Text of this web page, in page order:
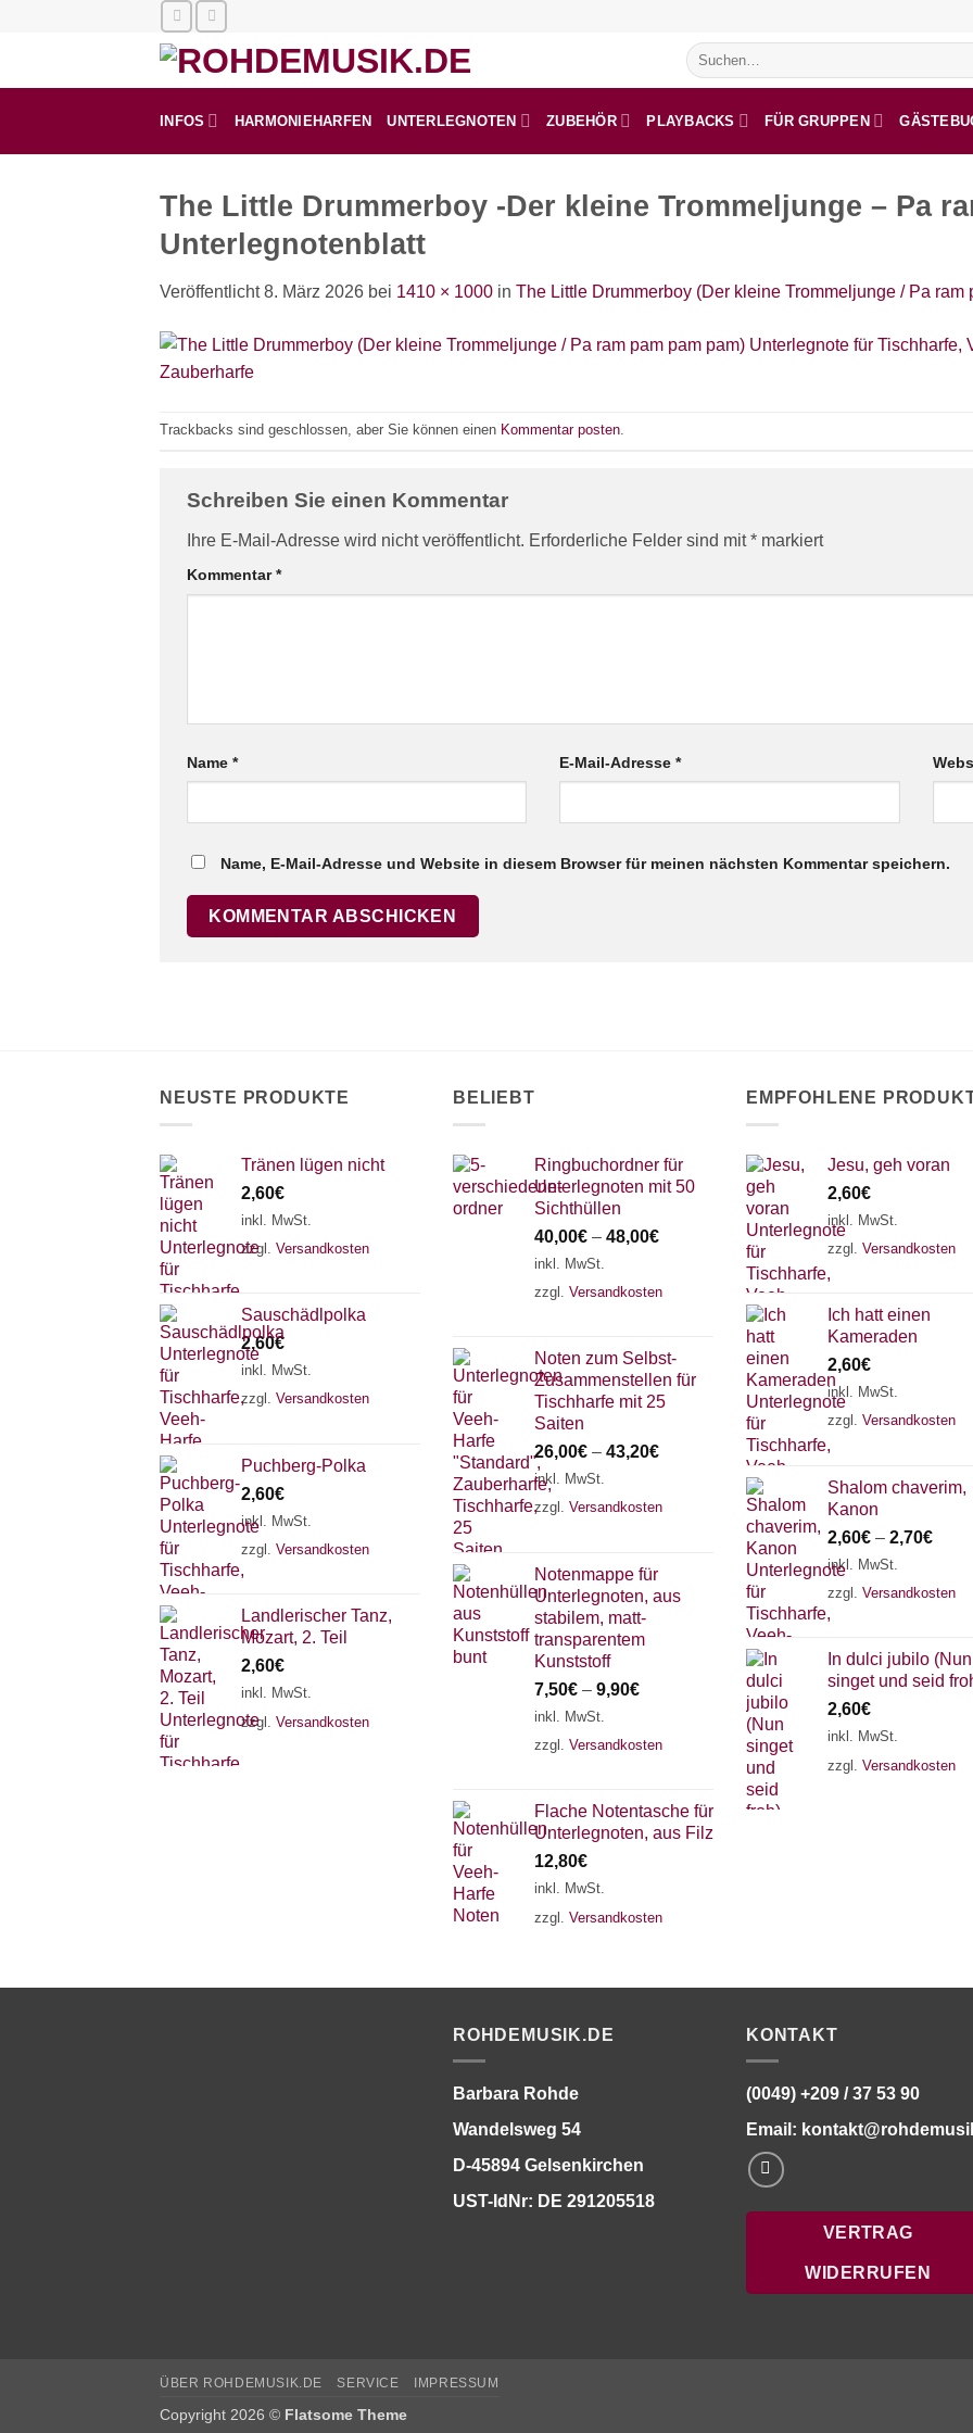
Suchen
nach:
INFOS HARMONIEHARFEN UNTERLEGNOTEN ZUBEHÖR PLAYBACKS FÜR GRUPPEN
The Little Drummerboy -Der kleine Trommeljunge – Pa
Unterlegnotenblatt
Veröffentlicht8. März 2026 bei 1410 × 1000 in The Little Drummerboy (Der kleine Trommeljunge / Pa ram
Trackbacks sind geschlossen, aber Sie können einen Kommentar posten
Schreiben Sie einen Kommentar
Ihre E-Mail-Adresse wird nicht veröffentlicht. Erforderliche Felder sind mit* markiert
Kommentar*
Name * E-Mail-Adresse*
Name, E-Mail-Adresse und Website in diesem Browser für meinen nächsten Kommentar speichern.
NEUSTE PRODUKTE
Tränen lügen nicht
2,60€
inkl. MwSt.
zzgl. Versandkosten
Sauschädlpolka
2,60€
inkl. MwSt.
zzgl. Versandkosten
Puchberg-Polka
2,60€
inkl. MwSt.
zzgl. Versandkosten
Landlerischer Tanz,
Mozart, 2. Teil
2,60€
inkl. MwSt.
zzgl. Versandkosten
BELIEBT
Ringbuchordner für
Unterlegnoten mit 50
Sichthüllen
40,00€ – 48,00€
inkl. MwSt.
zzgl. Versandkosten
Noten zum Selbst-
Zusammenstellen für
Tischharfe mit 25
Saiten
26,00€ – 43,20€
inkl. MwSt.
zzgl. Versandkosten
Notenmappe für
Unterlegnoten, aus
stabilem, matt-
transparentem
Kunststoff
7,50€ – 9,90€
inkl. MwSt.
zzgl. Versandkosten
Flache Notentasche für
Unterlegnoten, aus Filz
12,80€
inkl. MwSt.
zzgl. Versandkosten
EMPFOHLENE
Jesu, geh voran
2,60€
inkl. MwSt.
zzgl. Versandkosten
Ich hatt einen
Kameraden
2,60€
inkl. MwSt.
zzgl. Versandkosten
Shalom chaverim,
Kanon
2,60€ – 2,70€
inkl. MwSt.
zzgl. Versandkosten
In dulci jubilo (Nun
singet und seid
2,60€
inkl. MwSt.
zzgl. Versandkosten
ROHDEMUSIK.DE
Barbara Rohde
Wandelsweg 54
D-45894 Gelsenkirchen
UST-IdNr: DE 291205518
KONTAKT
(0049) +209 / 37 53 90
Email:
VERTRAG
WIDERRUFEN
ÜBER ROHDEMUSIK.DE SERVICE IMPRESSUM
Copyright 2026 © Flatsome Theme